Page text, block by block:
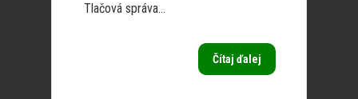
Tlačová správa...
Čítaj ďalej